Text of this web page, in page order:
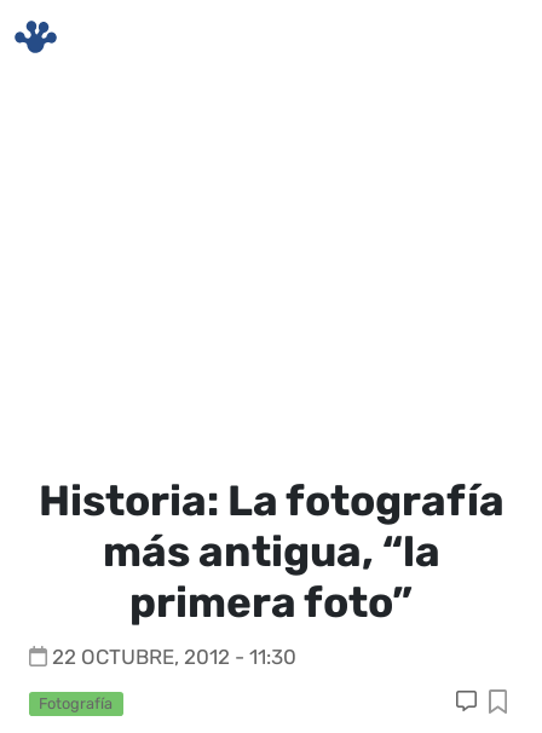
Historia: La fotografía
más antigua, “la
primera foto”
22 OCTUBRE, 2012 - 11:30
Fotografía